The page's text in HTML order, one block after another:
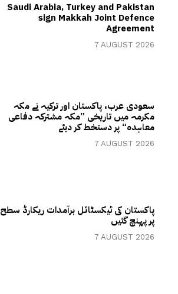
Saudi Arabia, Turkey and Pakistan
sign Makkah Joint Defence
Agreement
7 AUGUST 2026
سعودی عرب، پاکستان اور ترکیہ نے مکہ
مکرمہ میں تاریخی ”مکہ مشترکہ دفاعی
معاہدہ“ پر دستخط کر دیئے
7 AUGUST 2026
پاکستان کی ٹیکسٹائل برآمدات ریکارڈ سطح
پر پہنچ گئیں
7 AUGUST 2026